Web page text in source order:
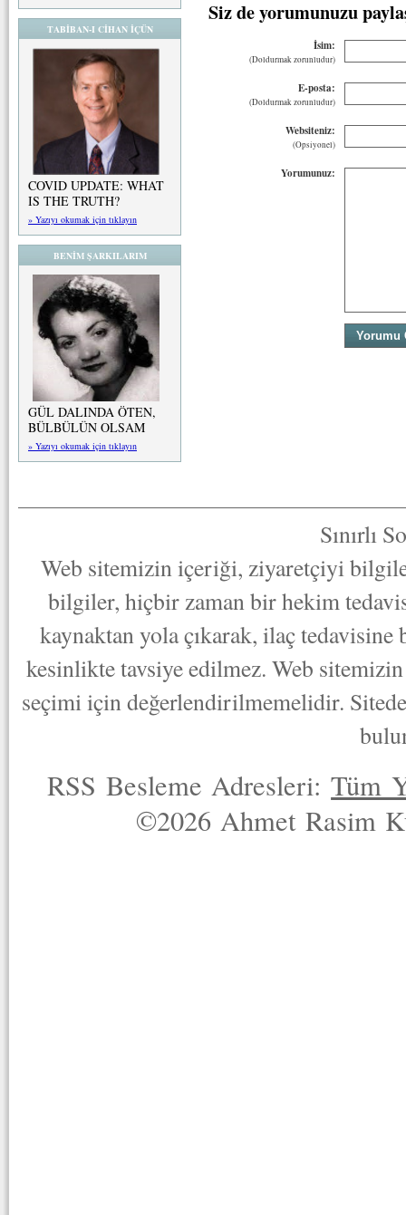
TABİBAN-I CİHAN İÇÜN
COVID UPDATE: WHAT
IS THE TRUTH?
» Yazıyı okumak için tıklayın
BENİM ŞARKILARIM
GÜL DALINDA ÖTEN,
BÜLBÜLÜN OLSAM
» Yazıyı okumak için tıklayın
Siz de yorumunuzu
İsim:
(Doldurmak zorunludur)
E-posta:
(Doldurmak zorunludur)
Websiteniz:
(Opsiyonel)
Yorumunuz:
Sınırlı
Web sitemizin içeriği, ziyaretçiyi
bilgiler, hiçbir zaman bir hekim
kaynaktan yola çıkarak, ilaç
kesinlikte tavsiye edilmez. Web
seçimi için değerlendirilmemelidir.
RSS Besleme Adresleri:Tüm
©2026 Ahmet Rasim